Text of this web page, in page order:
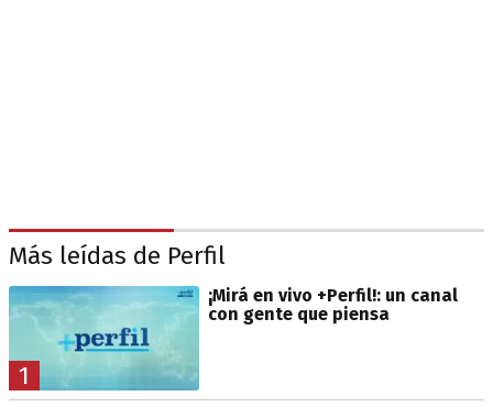
Más leídas de Perfil
1
¡Mirá en vivo +Perfil!: un canal
con gente que piensa